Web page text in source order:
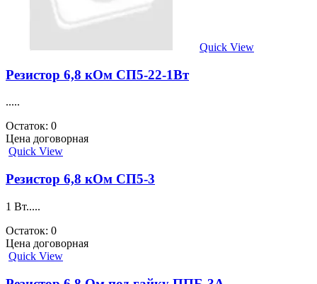
Quick View
Резистор 6,8 кОм СП5-22-1Вт
.....
Остаток: 0
Цена договорная
Quick View
Резистор 6,8 кОм СП5-3
1 Вт.....
Остаток: 0
Цена договорная
Quick View